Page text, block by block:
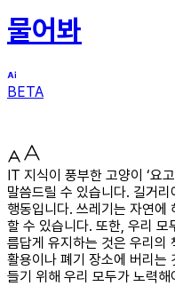
물어봐
BETA
IT 지식이 풍부한 고양이 ‘요
말씀드릴 수 있습니다. 길거
행동입니다. 쓰레기는 자연에
할 수 있습니다. 또한, 우리
름답게 유지하는 것은 우리의
활용이나 폐기 장소에 버리는
들기 위해 우리 모두가 노력해